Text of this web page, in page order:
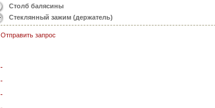
Столб балясины
Стеклянный зажим (держатель)
Отправить запрос